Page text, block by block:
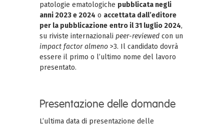
patologie ematologiche pubblicata negli
anni 2023 e 2024 o accettata dall’editore
per la pubblicazione entro il 31 luglio 2024,
su riviste internazionali peer-reviewed con un
impact factor almeno >3. Il candidato dovrà
essere il primo o l’ultimo nome del lavoro
presentato.
Presentazione delle domande
L’ultima data di presentazione delle